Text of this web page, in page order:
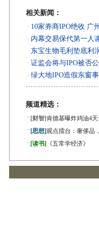
相关新闻：
· 10家券商IPO绝收 广
· 内幕交易保代第一人
· 东宝生物毛利垫底利
· 证监会将与IPO被否
· 绿大地IPO造假东窗
频道精选：
· [财智]肯德基曝炸鸡油4
· [思想]观点擂台：奢侈品
· [读书] 《五常学经济》